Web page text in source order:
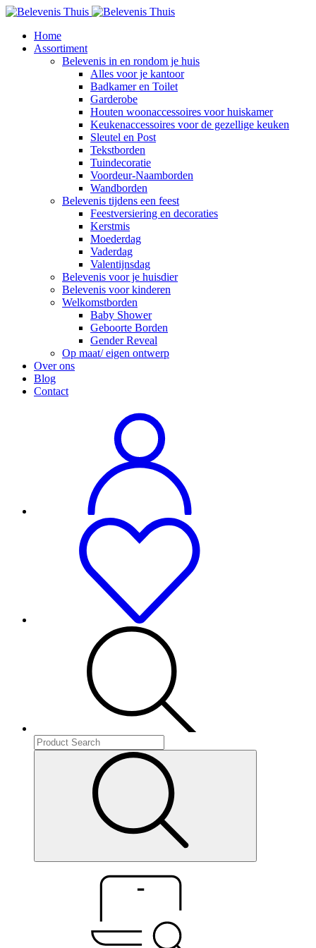
Home
Assortiment
Belevenis in en rondom je huis
Alles voor je kantoor
Badkamer en Toilet
Garderobe
Houten woonaccessoires voor huiskamer
Keukenaccessoires voor de gezellige keuken
Sleutel en Post
Tekstborden
Tuindecoratie
Voordeur-Naamborden
Wandborden
Belevenis tijdens een feest
Feestversiering en decoraties
Kerstmis
Moederdag
Vaderdag
Valentijnsdag
Belevenis voor je huisdier
Belevenis voor kinderen
Welkomstborden
Baby Shower
Geboorte Borden
Gender Reveal
Op maat/ eigen ontwerp
Over ons
Blog
Contact